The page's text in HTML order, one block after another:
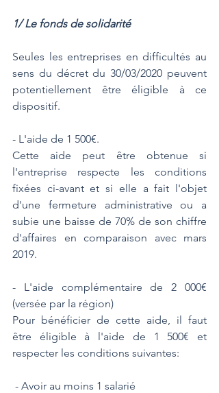
1/ Le fonds de solidarité
Seules les entreprises en difficultés au
sens du décret du 30/03/2020 peuvent
potentiellement être éligible à ce
dispositif.
- L'aide de 1 500€.
Cette aide peut être obtenue si
l'entreprise respecte les conditions
fixées ci-avant et si elle a fait l'objet
d'une fermeture administrative ou a
subie une baisse de 70% de son chiffre
d'affaires en comparaison avec mars
2019.
- L'aide complémentaire de 2 000€
(versée par la région)
Pour bénéficier de cette aide, il faut
être éligible à l'aide de 1 500€ et
respecter les conditions suivantes:
- Avoir au moins 1 salarié